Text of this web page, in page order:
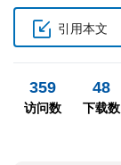
引用本文
359
访问数
48
下载数